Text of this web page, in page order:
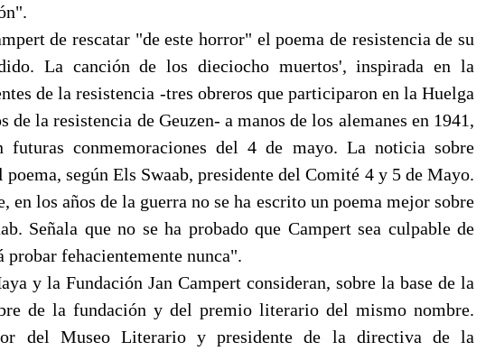
de rescatar "de este horror" el poema de resistencia de su
La canción de los dieciocho muertos', inspirada en la
de la resistencia -tres obreros que participaron en la Huelga
de la resistencia de Geuzen- a manos de los alemanes en 1941,
futuras conmemoraciones del 4 de mayo. La noticia sobre
según Els Swaab, presidente del Comité 4 y 5 de Mayo.
en los años de la guerra no se ha escrito un poema mejor sobre
Señala que no se ha probado que Campert sea culpable de
fehacientemente nunca".
y la Fundación Jan Campert consideran, sobre la base de la
de la fundación y del premio literario del mismo nombre.
del Museo Literario y presidente de la directiva de la